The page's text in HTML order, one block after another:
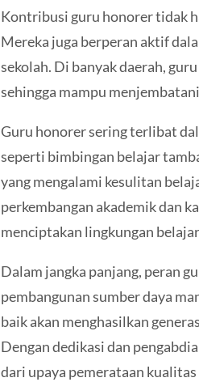
Kontribusi guru honorer tidak
Mereka juga berperan aktif
sekolah. Di banyak daerah,
sehingga mampu
Guru honorer sering terlibat
seperti bimbingan belajar
yang mengalami kesulitan
perkembangan akademik dan
menciptakan lingkungan
Dalam jangka panjang, peran
pembangunan sumber daya
baik akan menghasilkan
Dengan dedikasi dan
dari upaya pemerataan